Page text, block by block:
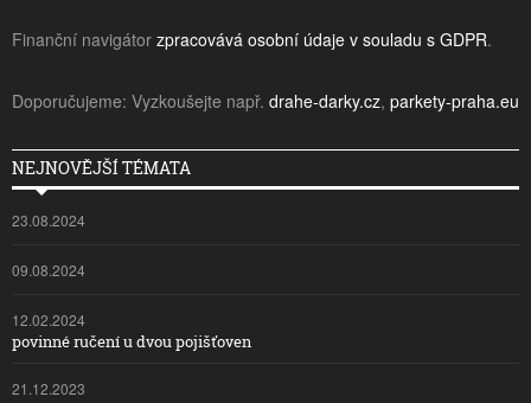
Finanční navigátor zpracovává osobní údaje v souladu s GDPR.
Doporučujeme: Vyzkoušejte např. drahe-darky.cz, parkety-praha.eu
NEJNOVĚJŠÍ TÉMATA
23.08.2024
09.08.2024
12.02.2024
povinné ručení u dvou pojišťoven
21.12.2023